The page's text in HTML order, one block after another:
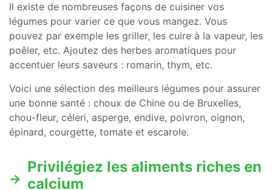
Il existe de nombreuses façons de cuisiner vos
légumes pour varier ce que vous mangez. Vous
pouvez par exemple les griller, les cuire à la vapeur, les
poêler, etc. Ajoutez des herbes aromatiques pour
accentuer leurs saveurs : romarin, thym, etc.
Voici une sélection des meilleurs légumes pour assurer
une bonne santé : choux de Chine ou de Bruxelles,
chou-fleur, céleri, asperge, endive, poivron, oignon,
épinard, courgette, tomate et escarole.
Privilégiez les aliments riches en
calcium